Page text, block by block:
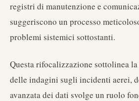
registri di manutenzione e
suggeriscono un processo
problemi sistemici sottostanti.
Questa rifocalizzazione sottolinea
delle indagini sugli incidenti aerei,
avanzata dei dati svolge un ruolo